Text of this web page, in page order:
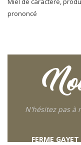
prononcé
N'hésitez pas à
FERME